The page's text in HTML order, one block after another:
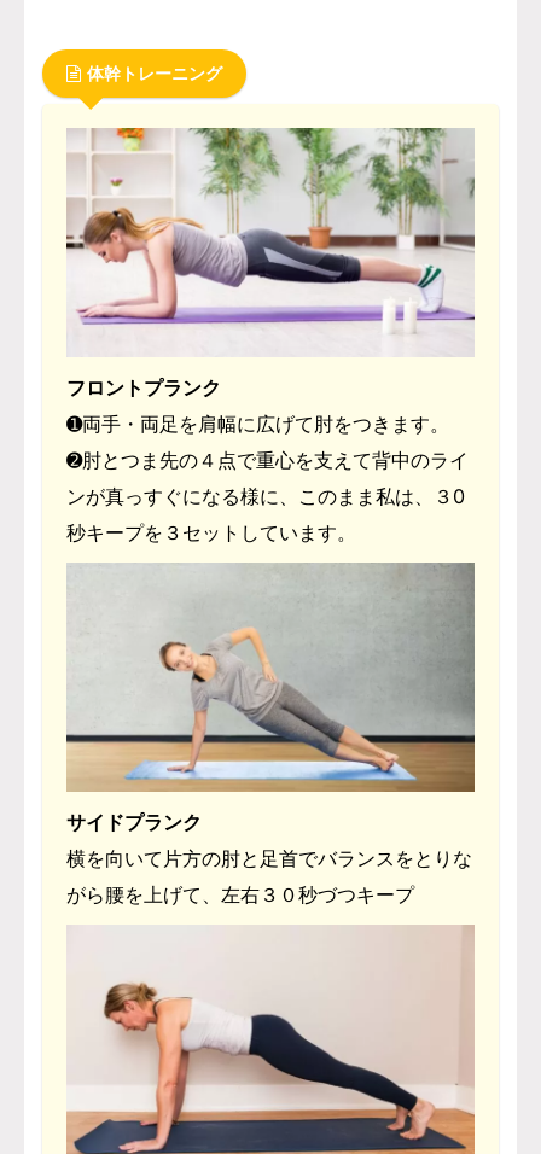
体幹トレーニング
フロントプランク
➊両手・両足を肩幅に広げて肘をつきます。
➋肘とつま先の４点で重心を支えて背中のライ
ンが真っすぐになる様に、このまま私は、３0
秒キープを３セットしています。
サイドプランク
横を向いて片方の肘と足首でバランスをとりな
がら腰を上げて、左右３０秒づつキープ